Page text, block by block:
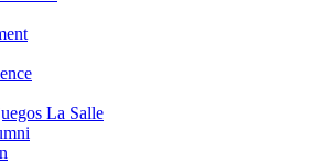
La Salle